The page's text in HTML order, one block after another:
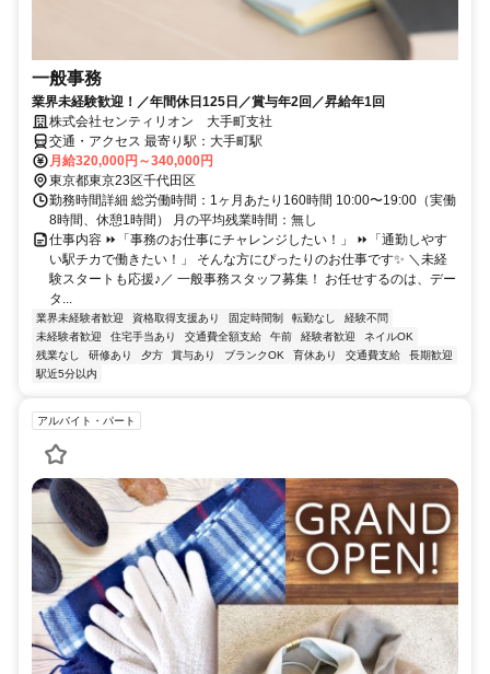
一般事務
業界未経験歓迎！／年間休日125日／賞与年2回／昇給年1回
株式会社センティリオン 大手町支社
交通・アクセス 最寄り駅：大手町駅
月給320,000円～340,000円
東京都東京23区千代田区
勤務時間詳細 総労働時間：1ヶ月あたり160時間 10:00〜19:00（実働
8時間、休憩1時間） 月の平均残業時間：無し
仕事内容 ⏩「事務のお仕事にチャレンジしたい！」 ⏩「通勤しやす
い駅チカで働きたい！」 そんな方にぴったりのお仕事です✨ ＼未経
験スタートも応援♪／ 一般事務スタッフ募集！ お任せするのは、デー
タ...
業界未経験者歓迎 資格取得支援あり 固定時間制 転勤なし
経験不問
未経験者歓迎
住宅手当あり 交通費全額支給 午前 経験者歓迎
ネイルOK
残業なし
研修あり 夕方 賞与あり ブランクOK 育休あり 交通費支給
長期歓迎
駅近5分以内
アルバイト・パート